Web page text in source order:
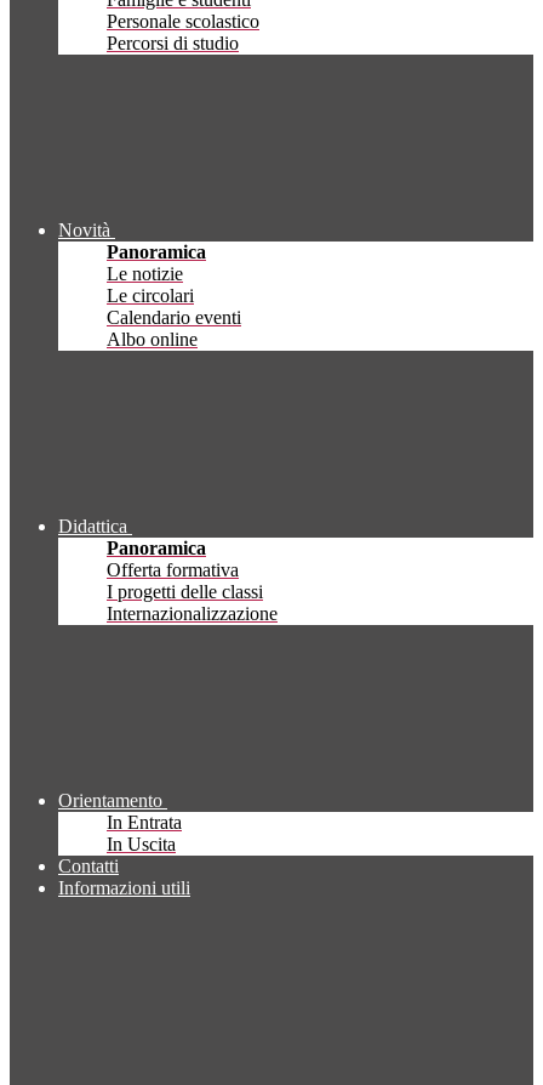
Personale scolastico
Percorsi di studio
Novità
Panoramica
Le notizie
Le circolari
Calendario eventi
Albo online
Didattica
Panoramica
Offerta formativa
I progetti delle classi
Internazionalizzazione
Orientamento
In Entrata
In Uscita
Contatti
Informazioni utili